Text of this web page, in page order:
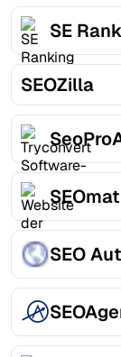
SE
SEOZilla
SEO